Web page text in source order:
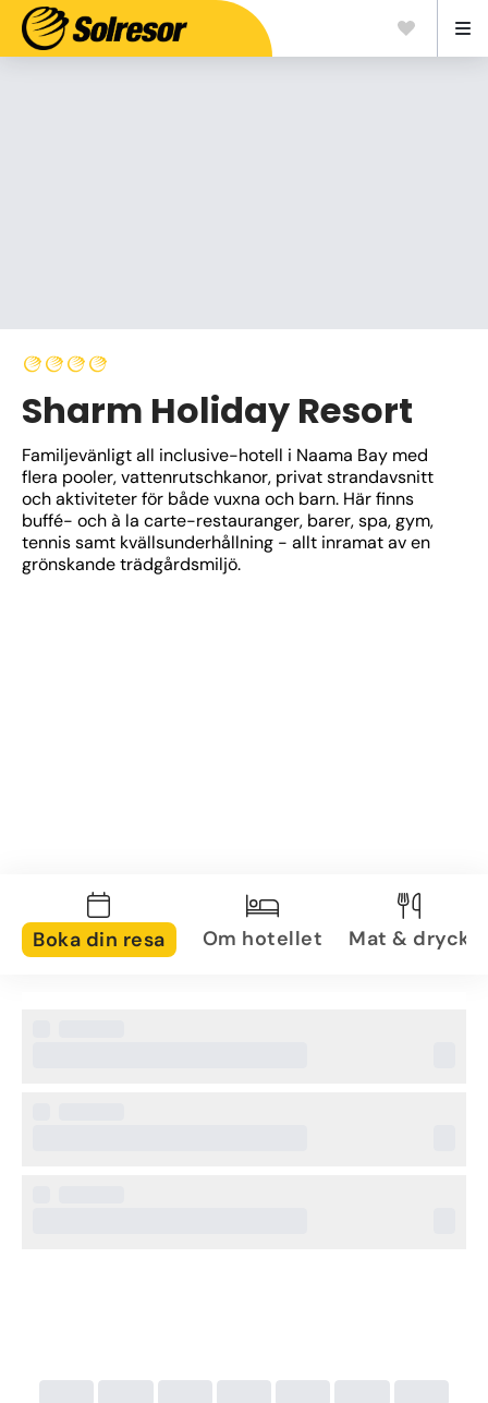
Sharm Holiday Resort
Familjevänligt all inclusive-hotell i Naama Bay med
flera pooler, vattenrutschkanor, privat strandavsnitt
och aktiviteter för både vuxna och barn. Här finns
buffé- och à la carte-restauranger, barer, spa, gym,
tennis samt kvällsunderhållning - allt inramat av en
grönskande trädgårdsmiljö.
Boka din resa Om hotellet Mat & dryck